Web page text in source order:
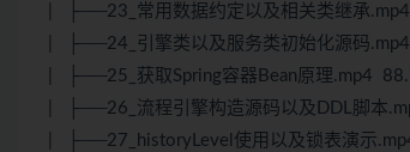
| ├──23_常用数据约定以及相关类继承
| ├──24_引擎类以及服务类初始化源码
| ├──25_获取Spring容器Bean原理.mp4
| ├──26_流程引擎构造源码以及DDL脚本
| ├──27_historyLevel使用以及锁表演示